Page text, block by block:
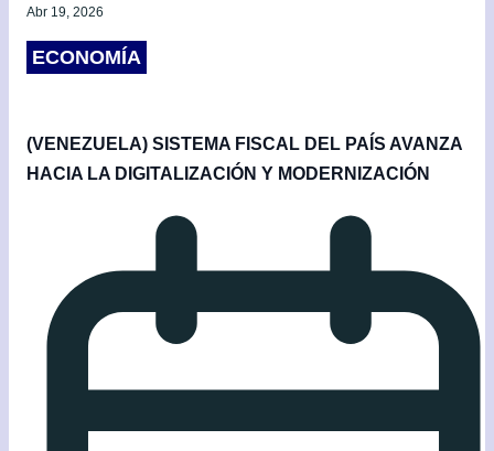
Abr 19, 2026
ECONOMÍA
(VENEZUELA) SISTEMA FISCAL DEL PAÍS AVANZA
HACIA LA DIGITALIZACIÓN Y MODERNIZACIÓN